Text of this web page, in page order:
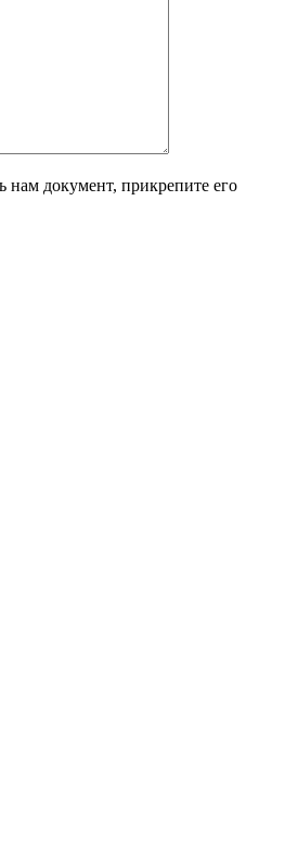
нам документ, прикрепите его